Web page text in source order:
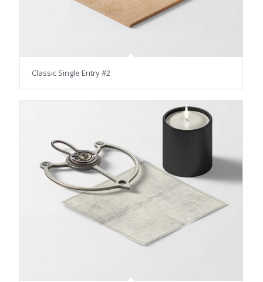
Classic Single Entry #2